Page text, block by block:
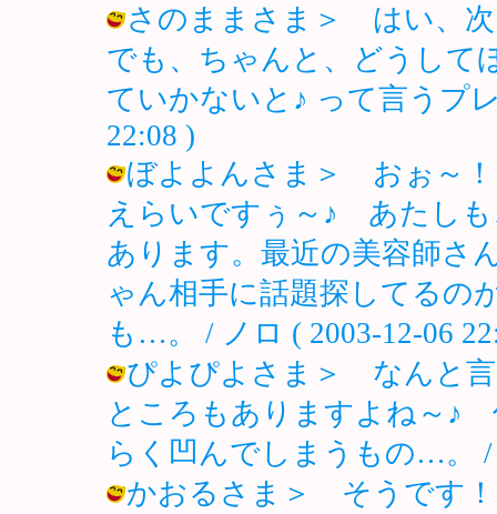
さのままさま＞ はい、
でも、ちゃんと、どうして
ていかないと♪ って言うプ
22:08 )
ぼよよんさま＞ おぉ～！
えらいですぅ～♪ あたしも
あります。最近の美容師さ
ゃん相手に話題探してるの
も…。 / ノロ ( 2003-12-06
ぴよぴよさま＞ なんと言
ところもありますよね～♪
らく凹んでしまうもの…。 /
かおるさま＞ そうです